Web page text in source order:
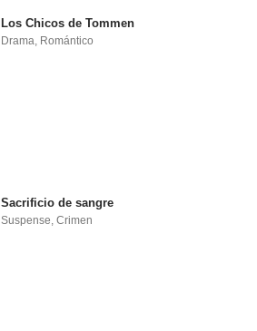
Los Chicos de Tommen
Drama, Romántico
Sacrificio de sangre
Suspense,Crimen